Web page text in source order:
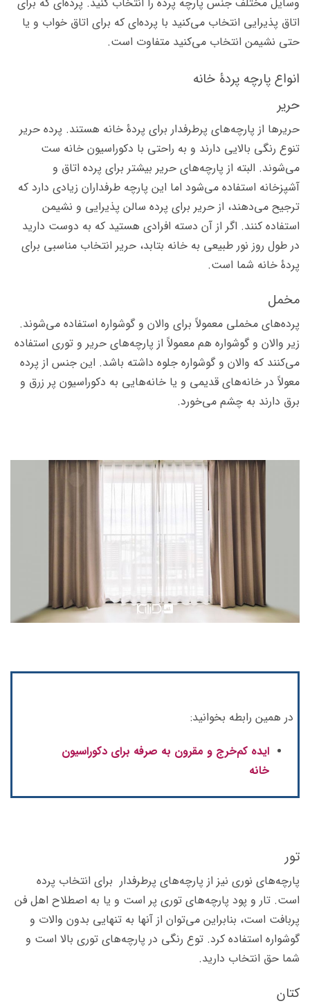
اتاق پذیرایی انتخاب می‌کنید با پرده‌ای که برای اتاق خواب و یا
حتی نشیمن انتخاب می‌کنید متفاوت است.
انواع پارچه پردۀ خانه
حریر
حریرها از پارچه‌های پرطرفدار برای پردۀ خانه هستند. پرده حریر
تنوع رنگی بالایی دارند و به راحتی با دکوراسیون خانه ست
می‌شوند. البته از پارچه‌های حریر بیشتر برای پرده اتاق و
آشپزخانه استفاده می‌شود اما این پارچه طرفداران زیادی دارد که
ترجیح می‌دهند، از حریر برای پرده سالن پذیرایی و نشیمن
استفاده کنند. اگر از آن دسته افرادی هستید که به دوست دارید
در طول روز نور طبیعی به خانه بتابد، حریر انتخاب مناسبی برای
پردۀ خانه شما است.
مخمل
پرده‌های مخملی معمولاً برای والان و گوشواره استفاده می‌شوند.
زیر والان و گوشواره هم معمولاً از پارچه‌های حریر و توری استفاده
می‌کنند که والان و گوشواره جلوه داشته باشد. این جنس از پرده
معولاً در خانه‌های قدیمی و یا خانه‌هایی به دکوراسیون پر زرق و
برق دارند به چشم می‌خورد.
در همین رابطه بخوانید:
ایده کم‌خرج و مقرون به صرفه برای دکوراسیون
خانه
تور
پارچه‌های نوری نیز از پارچه‌های پرطرفدار برای انتخاب پرده
است. تار و پود پارچه‌های توری پر است و یا به اصطلاح اهل فن
پربافت است، بنابراین می‌توان از آنها به تنهایی بدون والات و
گوشواره استفاده کرد. توع رنگی در پارچه‌های توری بالا است و
شما حق انتخاب دارید.
کتان